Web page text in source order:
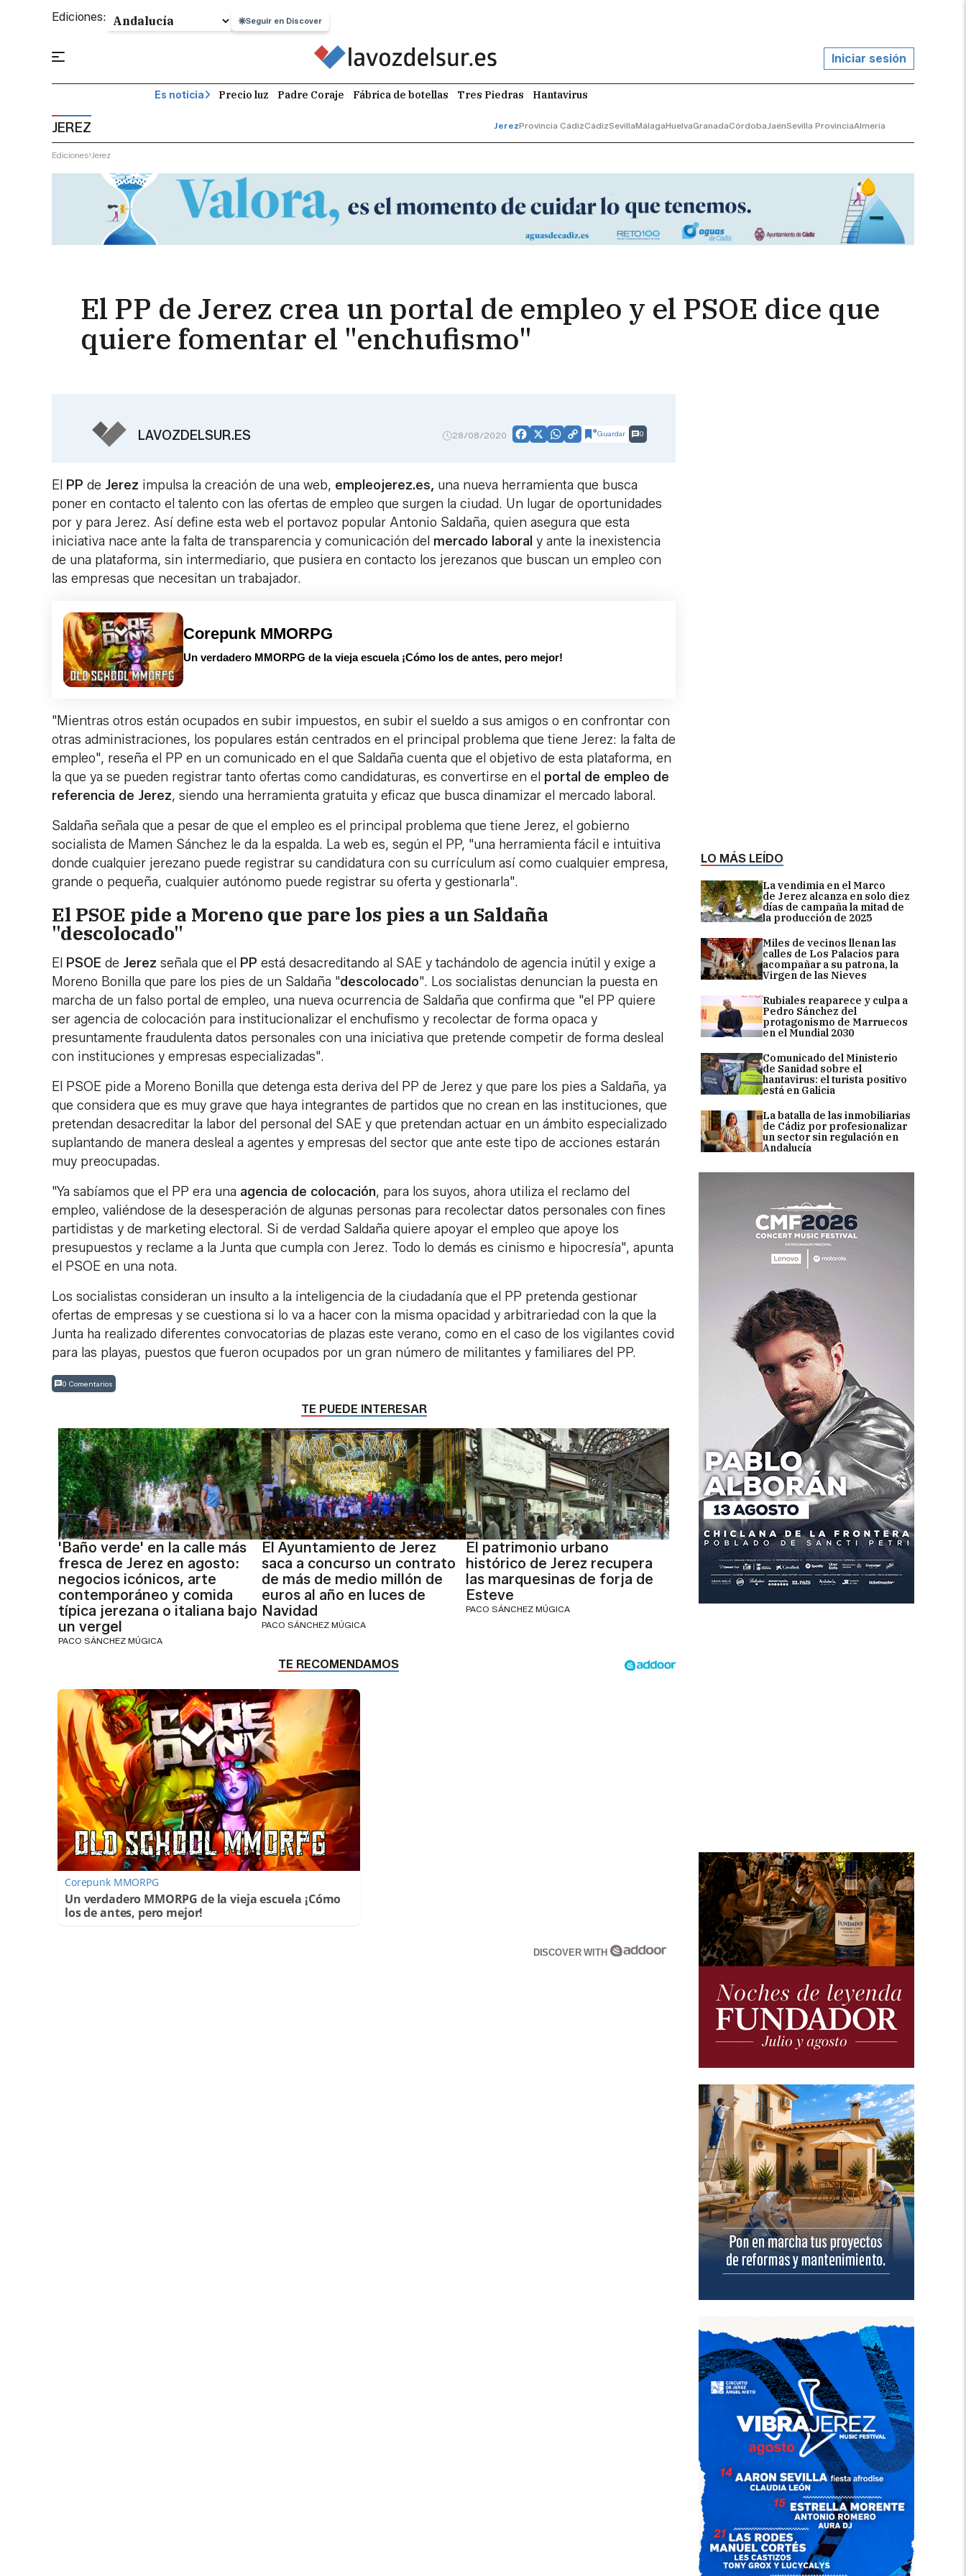
Ediciones: Seguir en Discover
Iniciar sesión
Es noticia Precio luz Padre Coraje Fábrica de botellas Tres Piedras Hantavirus
JEREZ JerezProvincia CádizCádizSevillaMálagaHuelvaGranadaCórdobaJaénSevilla ProvinciaAlmería
Ediciones Jerez
El PP de Jerez crea un portal de empleo y el PSOE dice que
quiere fomentar el "enchufismo"
LO MÁS LEÍDO
La vendimia en el Marco
de Jerez alcanza en solo diez
días de campaña la mitad de
la producción de 2025
Miles de vecinos llenan las
calles de Los Palacios para
acompañar a su patrona, la
Virgen de las Nieves
Rubiales reaparece y culpa a
Pedro Sánchez del
protagonismo de Marruecos
en el Mundial 2030
Comunicado del Ministerio
de Sanidad sobre el
hantavirus: el turista positivo
está en Galicia
La batalla de las inmobiliarias
de Cádiz por profesionalizar
un sector sin regulación en
Andalucía
LAVOZDELSUR.ES 28/08/2020 Facebook
X WhatsApp
CopyGuardar 0
El PP de Jerez impulsa la creación de una web, empleojerez.es, una nueva herramienta que busca
poner en contacto el talento con las ofertas de empleo que surgen la ciudad. Un lugar de oportunidades
por y para Jerez. Así define esta web el portavoz popular Antonio Saldaña, quien asegura que esta
iniciativa nace ante la falta de transparencia y comunicación del mercado laboral y ante la inexistencia
de una plataforma, sin intermediario, que pusiera en contacto los jerezanos que buscan un empleo con
las empresas que necesitan un trabajador.
Corepunk MMORPG
Un verdadero MMORPG de la vieja escuela ¡Cómo los de antes, pero mejor!
"Mientras otros están ocupados en subir impuestos, en subir el sueldo a sus amigos o en confrontar con
otras administraciones, los populares están centrados en el principal problema que tiene Jerez: la falta de
empleo", reseña el PP en un comunicado en el que Saldaña cuenta que el objetivo de esta plataforma, en
la que ya se pueden registrar tanto ofertas como candidaturas, es convertirse en el portal de empleo de
referencia de Jerez, siendo una herramienta gratuita y eficaz que busca dinamizar el mercado laboral.
Saldaña señala que a pesar de que el empleo es el principal problema que tiene Jerez, el gobierno
socialista de Mamen Sánchez le da la espalda. La web es, según el PP, "una herramienta fácil e intuitiva
donde cualquier jerezano puede registrar su candidatura con su currículum así como cualquier empresa,
grande o pequeña, cualquier autónomo puede registrar su oferta y gestionarla".
El PSOE pide a Moreno que pare los pies a un Saldaña
"descolocado"
El PSOE de Jerez señala que el PP está desacreditando al SAE y tachándolo de agencia inútil y exige a
Moreno Bonilla que pare los pies de un Saldaña "descolocado". Los socialistas denuncian la puesta en
marcha de un falso portal de empleo, una nueva ocurrencia de Saldaña que confirma que "el PP quiere
ser agencia de colocación para institucionalizar el enchufismo y recolectar de forma opaca y
presuntamente fraudulenta datos personales con una iniciativa que pretende competir de forma desleal
con instituciones y empresas especializadas".
El PSOE pide a Moreno Bonilla que detenga esta deriva del PP de Jerez y que pare los pies a Saldaña, ya
que considera que es muy grave que haya integrantes de partidos que no crean en las instituciones, que
pretendan desacreditar la labor del personal del SAE y que pretendan actuar en un ámbito especializado
suplantando de manera desleal a agentes y empresas del sector que ante este tipo de acciones estarán
muy preocupadas.
"Ya sabíamos que el PP era una agencia de colocación, para los suyos, ahora utiliza el reclamo del
empleo, valiéndose de la desesperación de algunas personas para recolectar datos personales con fines
partidistas y de marketing electoral. Si de verdad Saldaña quiere apoyar el empleo que apoye los
presupuestos y reclame a la Junta que cumpla con Jerez. Todo lo demás es cinismo e hipocresía", apunta
el PSOE en una nota.
Los socialistas consideran un insulto a la inteligencia de la ciudadanía que el PP pretenda gestionar
ofertas de empresas y se cuestiona si lo va a hacer con la misma opacidad y arbitrariedad con la que la
Junta ha realizado diferentes convocatorias de plazas este verano, como en el caso de los vigilantes covid
para las playas, puestos que fueron ocupados por un gran número de militantes y familiares del PP.
0 Comentarios
TE PUEDE INTERESAR
'Baño verde' en la calle más
fresca de Jerez en agosto:
negocios icónicos, arte
contemporáneo y comida
típica jerezana o italiana bajo
un vergel
PACO SÁNCHEZ MÚGICA
El Ayuntamiento de Jerez
saca a concurso un contrato
de más de medio millón de
euros al año en luces de
Navidad
PACO SÁNCHEZ MÚGICA
El patrimonio urbano
histórico de Jerez recupera
las marquesinas de forja de
Esteve
PACO SÁNCHEZ MÚGICA
Corepunk MMORPG
Un verdadero MMORPG de la vieja escuela ¡Cómo
los de antes, pero mejor!
DISCOVER WITH